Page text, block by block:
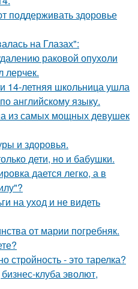
поддерживать здоровье
на Глазах":
раковой опухоли
лерчек.
14-летняя школьница ушла
английскому языку.
из самых мощных девушек
и здоровья.
дети, но и бабушки.
дается легко, а в
на уход и не видеть
от марии погребняк.
стройность - это тарелка?
клуба эволют,